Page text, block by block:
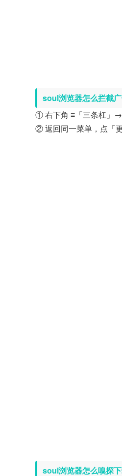
soul浏览器怎么拦截
① 右下角 ≡「三条杠」
② 返回同一菜单，点「
soul浏览器怎么嗅探